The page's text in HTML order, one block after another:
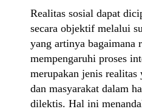
Realitas sosial dapat
secara objektif melalui
yang artinya bagaimana
mempengaruhi proses
merupakan jenis
dan masyarakat dalam
dilektis. Hal ini